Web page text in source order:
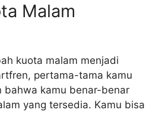
Malam
kuota malam menjadi
pertama-tama kamu
bahwa kamu benar-benar
yang tersedia. Kamu bisa